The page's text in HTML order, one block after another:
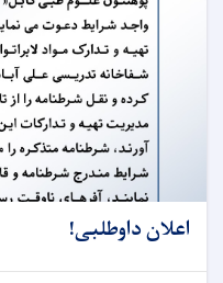
اعلان داوطلبی!